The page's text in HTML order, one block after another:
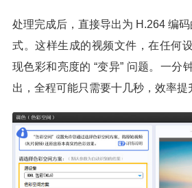
处理完成后，直接导出为 H.264 编
式。这样生成的视频文件，在任何
现色彩和亮度的 “变异” 问题。一分
出，全程可能只需要十几秒，效率提